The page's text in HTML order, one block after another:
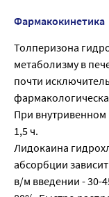
Фармакокинетика
Толперизона
метаболизму в
почти
При
1,5 ч.
Лидокаина
абсорбции
в/м введении - 30-